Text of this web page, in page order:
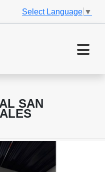
Select Language ▼
SAN